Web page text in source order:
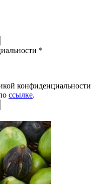
*
конфиденциальности
ссылке.